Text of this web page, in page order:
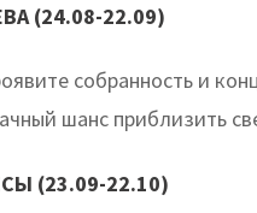
(24.08-22.09)
собранность и
шанс приблизить
(23.09-22.10)